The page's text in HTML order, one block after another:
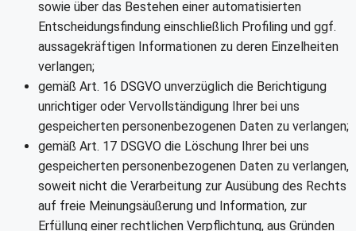
sowie über das Bestehen einer automatisierten
Entscheidungsfindung einschließlich Profiling und ggf.
aussagekräftigen Informationen zu deren Einzelheiten
verlangen;
gemäß Art. 16 DSGVO unverzüglich die Berichtigung
unrichtiger oder Vervollständigung Ihrer bei uns
gespeicherten personenbezogenen Daten zu verlangen;
gemäß Art. 17 DSGVO die Löschung Ihrer bei uns
gespeicherten personenbezogenen Daten zu verlangen,
soweit nicht die Verarbeitung zur Ausübung des Rechts
auf freie Meinungsäußerung und Information, zur
Erfüllung einer rechtlichen Verpflichtung, aus Gründen